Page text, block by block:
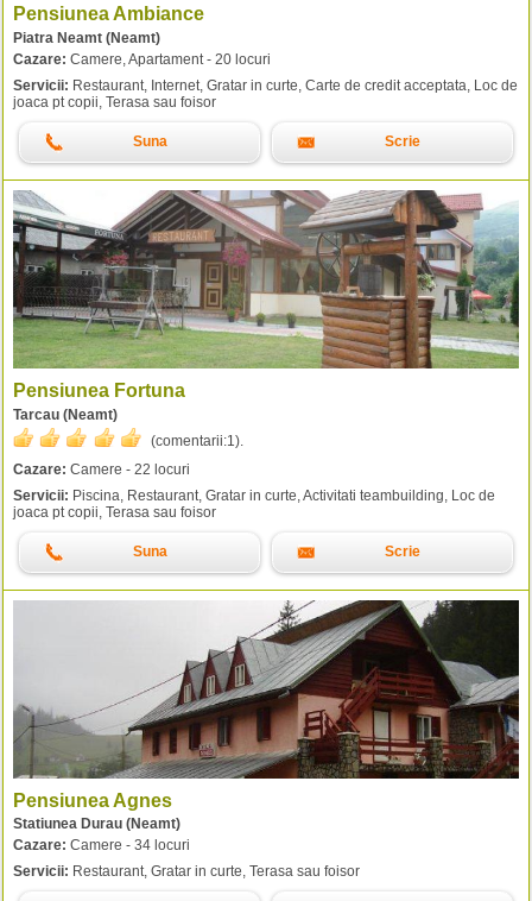
Pensiunea Ambiance
Piatra Neamt (Neamt)
Cazare: Camere, Apartament - 20 locuri
Servicii: Restaurant, Internet, Gratar in curte, Carte de credit acceptata, Loc de
joaca pt copii, Terasa sau foisor
Suna Scrie
Pensiunea Fortuna
Tarcau (Neamt)
(comentarii:1 ).
Cazare: Camere - 22 locuri
Servicii: Piscina, Restaurant, Gratar in curte, Activitati teambuilding, Loc de
joaca pt copii, Terasa sau foisor
Suna Scrie
Pensiunea Agnes
Statiunea Durau (Neamt)
Cazare: Camere - 34 locuri
Servicii: Restaurant, Gratar in curte, Terasa sau foisor